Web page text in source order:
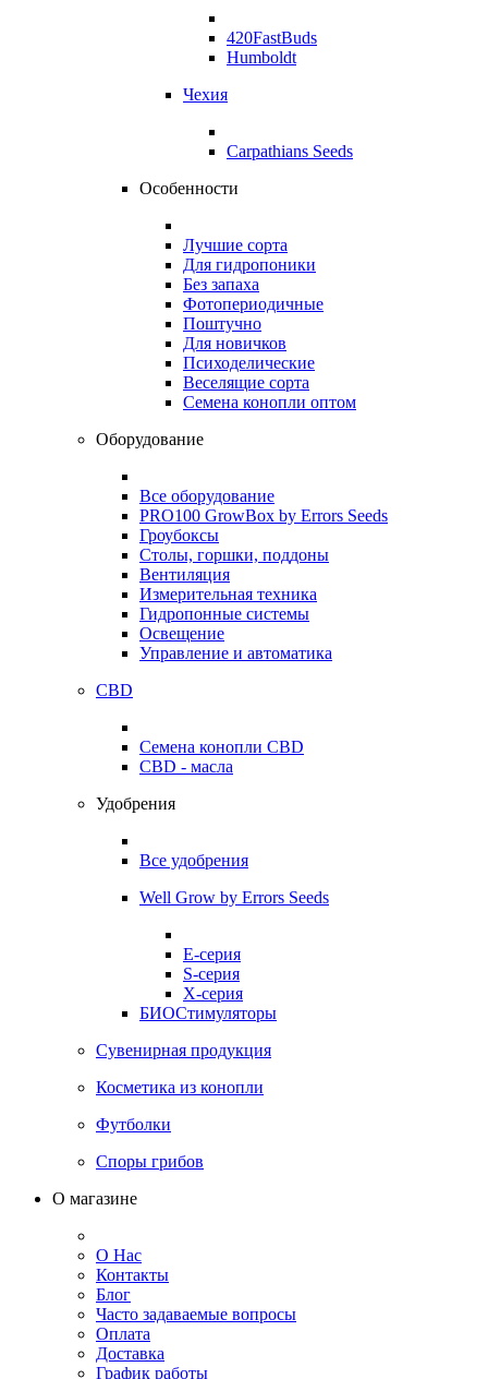
420FastBuds
Humboldt
Чехия
Carpathians Seeds
Особенности
Лучшие сорта
Для гидропоники
Без запаха
Фотопериодичные
Поштучно
Для новичков
Психоделические
Веселящие сорта
Семена конопли оптом
Оборудование
Все оборудование
PRO100 GrowBox by Errors Seeds
Гроубоксы
Столы, горшки, поддоны
Вентиляция
Измерительная техника
Гидропонные системы
Освещение
Управление и автоматика
CBD
Семена конопли CBD
CBD - масла
Удобрения
Все удобрения
Well Grow by Errors Seeds
E-серия
S-серия
X-серия
БИОСтимуляторы
Сувенирная продукция
Косметика из конопли
Футболки
Споры грибов
О магазине
О Нас
Контакты
Блог
Часто задаваемые вопросы
Оплата
Доставка
График работы